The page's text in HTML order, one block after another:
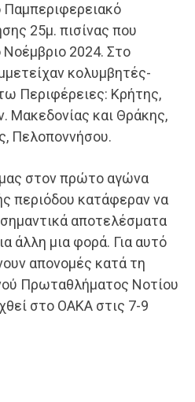
25μ. πισίνας που
2024. Στο
κολυμβητές-
Περιφέρειες: Κρήτης,
Μακεδονίας και Θράκης,
Πελοποννήσου.
στον πρώτο αγώνα
περιόδου κατάφεραν να
αποτελέσματα
άλλη μια φορά. Για αυτό
απονομές κατά τη
Πρωταθλήματος Νοτίου
στο ΟΑΚΑ στις 7-9